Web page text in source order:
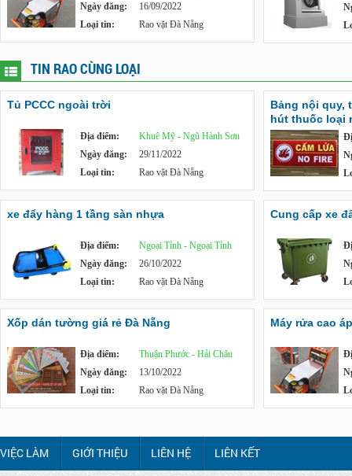
Ngày đăng:
16/09/2022
Loại tin:
Rao vặt Đà Nẵng
TIN RAO CÙNG LOẠI
Tủ PCCC ngoài trời
Địa điểm:
Khuê Mỹ - Ngũ Hành Sơn
Ngày đăng:
29/11/2022
Loại tin:
Rao vặt Đà Nẵng
Bảng nội quy,
hút thuốc loại
xe đẩy hàng 1 tầng sàn nhựa
Địa điểm:
Ngoại Tỉnh - Ngoại Tỉnh
Ngày đăng:
26/10/2022
Loại tin:
Rao vặt Đà Nẵng
Cung cấp xe
Xốp dán tường giá rẻ Đà Nẵng
Địa điểm:
Thuận Phước - Hải Châu
Ngày đăng:
13/10/2022
Loại tin:
Rao vặt Đà Nẵng
Máy rửa cao
VIỆC LÀM GIỚI THIỆU LIÊN HỆ LIÊN KẾT